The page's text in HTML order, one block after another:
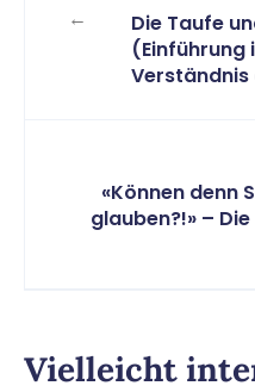
←
Die Taufe
(Einführung
Verständnis
«Können denn
glauben?!» –
Vielleicht